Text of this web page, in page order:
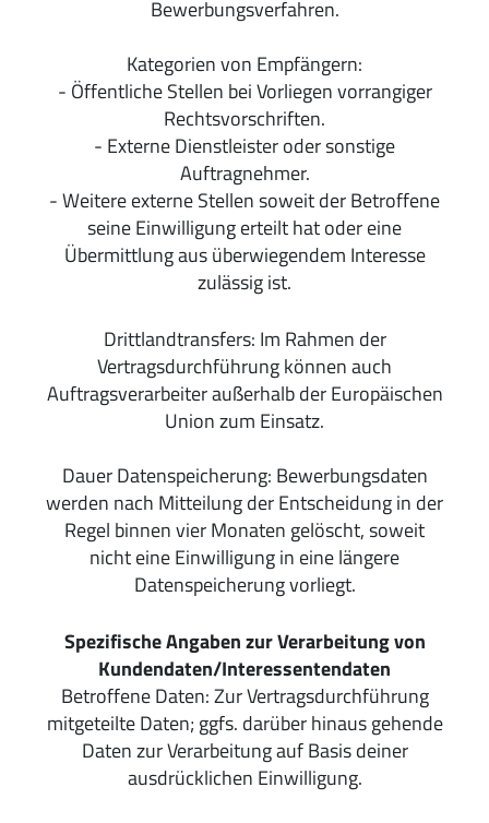
Bewerbungsverfahren.
Kategorien von Empfängern:
- Öffentliche Stellen bei Vorliegen vorrangiger
Rechtsvorschriften.
- Externe Dienstleister oder sonstige
Auftragnehmer.
- Weitere externe Stellen soweit der Betroffene
seine Einwilligung erteilt hat oder eine
Übermittlung aus überwiegendem Interesse
zulässig ist.
Drittlandtransfers: Im Rahmen der
Vertragsdurchführung können auch
Auftragsverarbeiter außerhalb der Europäischen
Union zum Einsatz.
Dauer Datenspeicherung: Bewerbungsdaten
werden nach Mitteilung der Entscheidung in der
Regel binnen vier Monaten gelöscht, soweit
nicht eine Einwilligung in eine längere
Datenspeicherung vorliegt.
Spezifische Angaben zur Verarbeitung von
Kundendaten/Interessentendaten
Betroffene Daten: Zur Vertragsdurchführung
mitgeteilte Daten; ggfs. darüber hinaus gehende
Daten zur Verarbeitung auf Basis deiner
ausdrücklichen Einwilligung.